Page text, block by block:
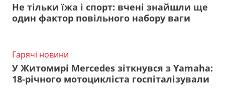
Не тільки їжа і спорт: вчені знайшли ще
один фактор повільного набору ваги
Гарячі новини
У Житомирі Mercedes зіткнувся з Yamaha:
18-річного мотоцикліста госпіталізували